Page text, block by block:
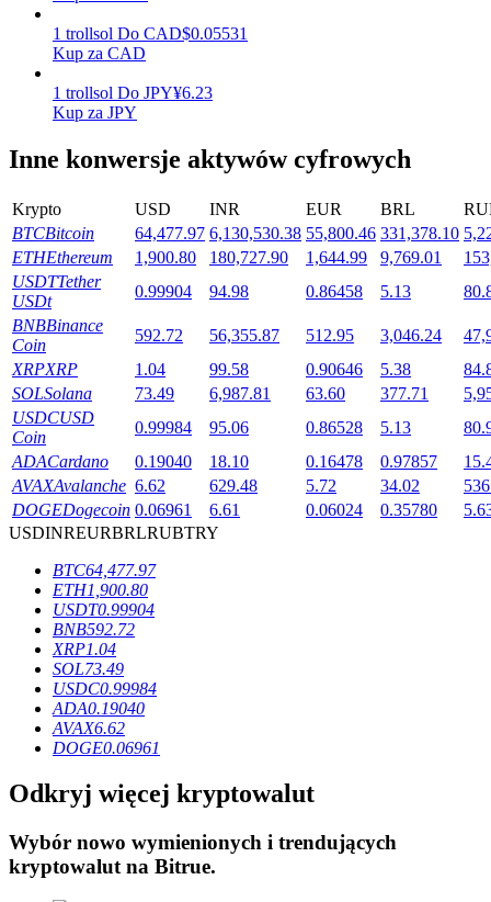
Wysokie zyski i natychmiastowy dostęp
Launchpool
Elastyczne stawianie zakładów, aby zarabiać na popularnych
tokenach
Blokady BTR
Ekskluzywne inwestycje dla posiadaczy BTR
Pożyczki
Usługa pożyczek wspieranych kryptowalutami
1 trollsol Do CAD$0.05531
Kup za CAD
1 trollsol Do JPY¥6.23
Kup za JPY
Inne konwersje aktywów cyfrowych
Krypto USD INR EUR BRL
BTCBitcoin 64,477.97 6,130,530.38 55,800.46 331,378.10
ETHEthereum 1,900.80 180,727.90 1,644.99 9,769.01
USDTTether
USDt
0.99904 94.98 0.86458 5.13
BNBBinance
Coin
592.72 56,355.87 512.95 3,046.24
XRPXRP 1.04 99.58 0.90646 5.38
SOLSolana 73.49 6,987.81 63.60 377.71
USDCUSD
Coin
0.99984 95.06 0.86528 5.13
ADACardano 0.19040 18.10 0.16478 0.97857
AVAXAvalanche 6.62 629.48 5.72 34.02
DOGEDogecoin 0.06961 6.61 0.06024 0.35780
USDINREURBRLRUBTRY
BTC64,477.97
ETH1,900.80
USDT0.99904
BNB592.72
XRP1.04
SOL73.49
USDC0.99984
ADA0.19040
AVAX6.62
DOGE0.06961
Odkryj więcej kryptowalut
Wybór nowo wymienionych i trendujących
kryptowalut na Bitrue.